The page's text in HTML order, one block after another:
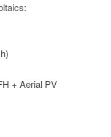
+ Aerial PV